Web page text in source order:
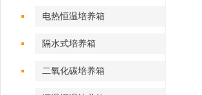
电热恒温培养箱
隔水式培养箱
二氧化碳培养箱